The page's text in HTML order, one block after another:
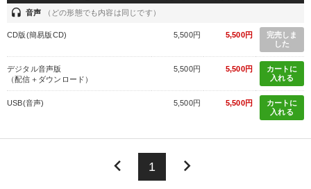
headset 音声 （どの形態でも内容は同じです）
CD版(簡易版CD) 5,500円 5,500円
完売しま
した
デジタル音声版
（配信＋ダウンロード）
5,500円 5,500円
カートに
入れる
USB(音声) 5,500円 5,500円
カートに
入れる
keyboard_arrow_left 1 keyboard_arrow_right